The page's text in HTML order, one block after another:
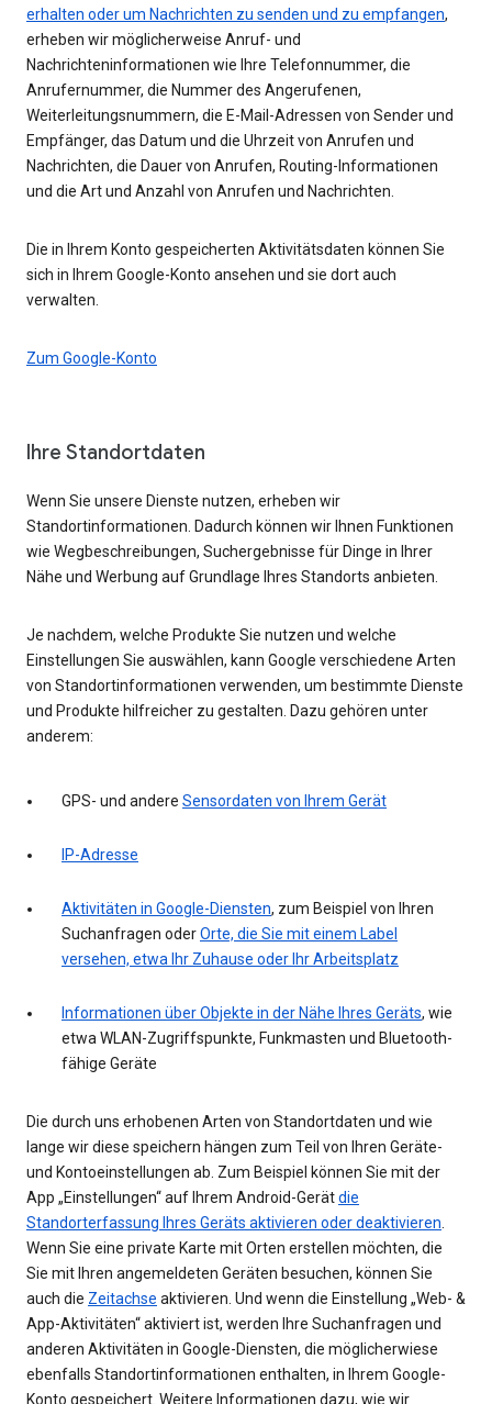
erhalten oder um Nachrichten zu senden und zu empfangen,
erheben wir möglicherweise Anruf- und
Nachrichteninformationen wie Ihre Telefonnummer, die
Anrufernummer, die Nummer des Angerufenen,
Weiterleitungsnummern, die E-Mail-Adressen von Sender und
Empfänger, das Datum und die Uhrzeit von Anrufen und
Nachrichten, die Dauer von Anrufen, Routing-Informationen
und die Art und Anzahl von Anrufen und Nachrichten.
Die in Ihrem Konto gespeicherten Aktivitätsdaten können Sie
sich in Ihrem Google-Konto ansehen und sie dort auch
verwalten.
Zum Google-Konto
Ihre Standortdaten
Wenn Sie unsere Dienste nutzen, erheben wir
Standortinformationen. Dadurch können wir Ihnen Funktionen
wie Wegbeschreibungen, Suchergebnisse für Dinge in Ihrer
Nähe und Werbung auf Grundlage Ihres Standorts anbieten.
Je nachdem, welche Produkte Sie nutzen und welche
Einstellungen Sie auswählen, kann Google verschiedene Arten
von Standortinformationen verwenden, um bestimmte Dienste
und Produkte hilfreicher zu gestalten. Dazu gehören unter
anderem:
GPS- und andere Sensordaten von Ihrem Gerät
IP-Adresse
Aktivitäten in Google-Diensten, zum Beispiel von Ihren
Suchanfragen oderOrte, die Sie mit einem Label
versehen, etwa Ihr Zuhause oder Ihr Arbeitsplatz
Informationen über Objekte in der Nähe Ihres Geräts, wie
etwa WLAN-Zugriffspunkte, Funkmasten und Bluetooth-
fähige Geräte
Die durch uns erhobenen Arten von Standortdaten und wie
lange wir diese speichern hängen zum Teil von Ihren Geräte-
und Kontoeinstellungen ab. Zum Beispiel können Sie mit der
App „Einstellungen“ auf Ihrem Android-Gerätdie
Standorterfassung Ihres Geräts aktivieren oder deaktivieren.
Wenn Sie eine private Karte mit Orten erstellen möchten, die
Sie mit Ihren angemeldeten Geräten besuchen, können Sie
auch die Zeitachse aktivieren. Und wenn die Einstellung „Web- &
App-Aktivitäten“ aktiviert ist, werden Ihre Suchanfragen und
anderen Aktivitäten in Google-Diensten, die möglicherwiese
ebenfalls Standortinformationen enthalten, in Ihrem Google-
Konto gespeichert. Weitere Informationen dazu, wie wir